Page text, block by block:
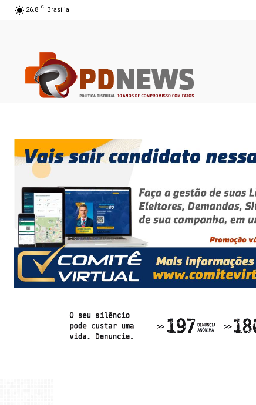
26.8 C Brasília